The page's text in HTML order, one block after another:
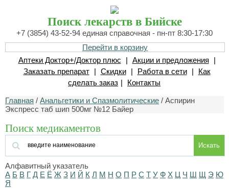
Поиск лекарств в Бийске
+7 (3854) 43-52-94 единая справочная - пн-пт 8:30-17:30
Перейти в корзину
Аптеки Доктор+/Доктор плюс
| Акции и предложения
|
Заказать препарат
| Скидки | Работа в сети |
Как
сделать заказ | Контакты
Главная / Анальгетики и Спазмолитические / Аспирин
Экспресс таб шип 500мг №12 Байер
Поиск медикаментов
Искать
Алфавитный указатель
А Б В Г Д Е Ё Ж З И Й К Л М Н О П Р С Т У Ф Х Ц Ч Ш Щ Э Ю
Я